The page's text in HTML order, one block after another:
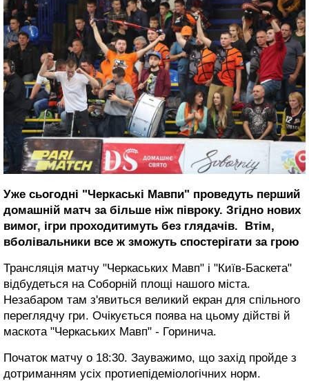
Уже сьогодні "Черкаські Мавпи" проведуть перший
домашній матч за більше ніж півроку. Згідно нових
вимог, ігри проходитимуть без глядачів. Втім,
вболівальники все ж зможуть спостерігати за грою
Трансляція матчу "Черкаських Мавп" і "Київ-Баскета"
відбудеться на Соборній площі нашого міста.
Незабаром там з'явиться великий екран для спільного
переглядчу гри. Очікується поява на цьому дійстві й
маскота "Черкаських Мавп" - Горинича.
Початок матчу о 18:30. Зауважимо, що захід пройде з
дотриманням усіх протиепідеміологічних норм.